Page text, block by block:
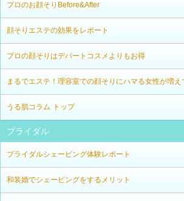
プロのお顔そりBefore&After
顔そりエステの効果をレポート
プロの顔そりはデパートコスメよりもお得
まるでエステ！理容室での顔そりにハマる女性が増え
うる肌コラム トップ
ブライダル
ブライダルシェービング体験レポート
和装婚でシェービングをするメリット